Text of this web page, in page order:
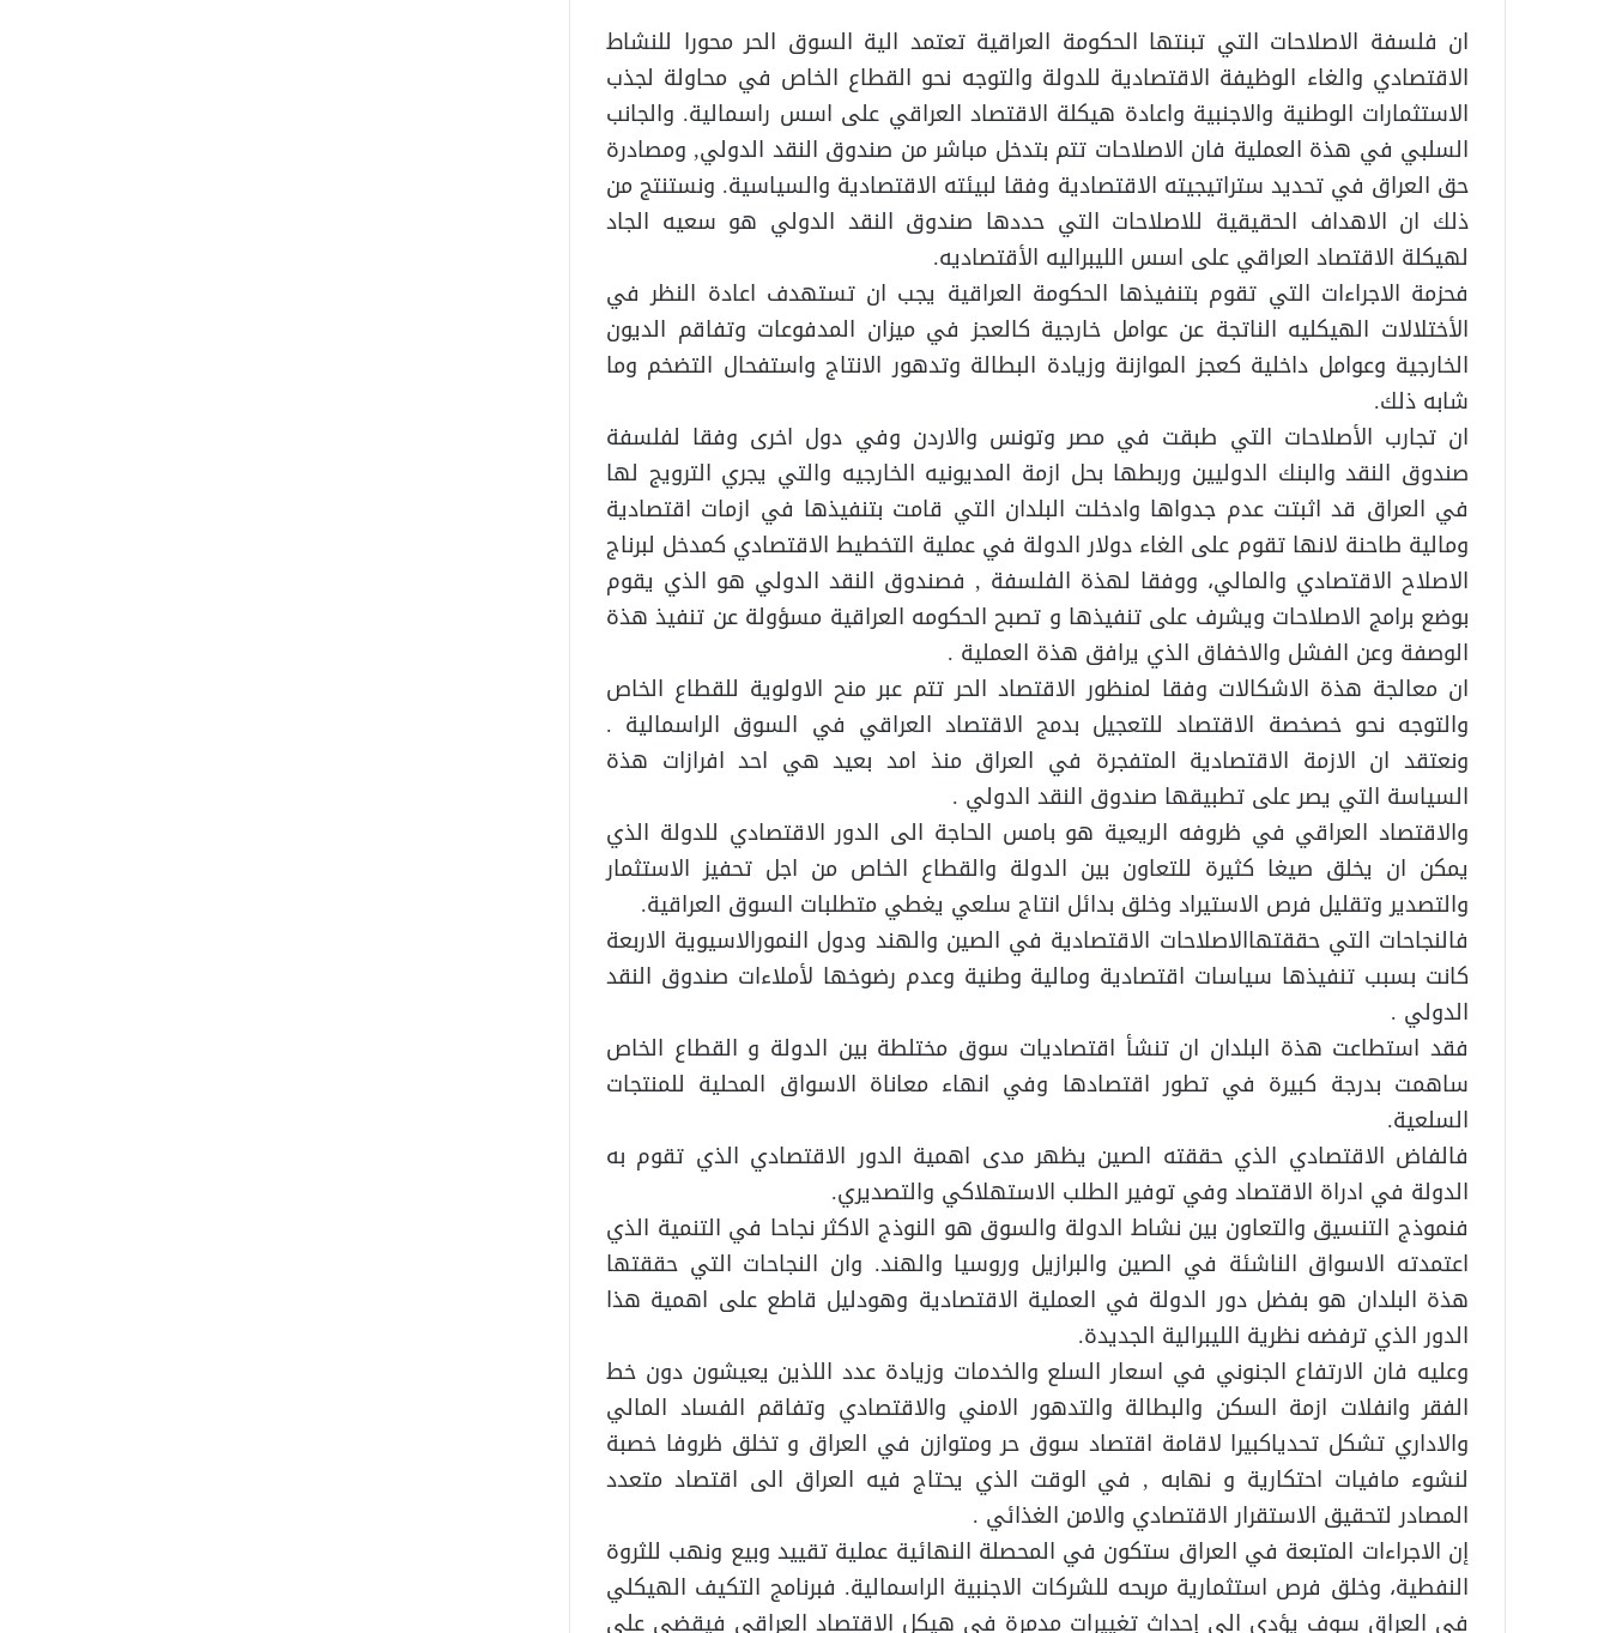
ان فلسفة الاصلاحات التي تبنتها الحكومة العراقية تعتمد الية السوق الحر محورا للنشاط
الاقتصادي والغاء الوظيفة الاقتصادية للدولة والتوجه نحو القطاع الخاص في محاولة لجذب
الاستثمارات الوطنية والاجنبية واعادة هيكلة الاقتصاد العراقي على اسس راسمالية. والجانب
السلبي في هذة العملية فان الاصلاحات تتم بتدخل مباشر من صندوق النقد الدولي, ومصادرة
حق العراق في تحديد ستراتيجيته الاقتصادية وفقا لبيئته الاقتصادية والسياسية. ونستنتج من
ذلك ان الاهداف الحقيقية للاصلاحات التي حددها صندوق النقد الدولي هو سعيه الجاد
لهيكلة الاقتصاد العراقي على اسس الليبراليه الأقتصاديه.
فحزمة الاجراءات التي تقوم بتنفيذها الحكومة العراقية يجب ان تستهدف اعادة النظر في
الأختلالات الهيكليه الناتجة عن عوامل خارجية كالعجز في ميزان المدفوعات وتفاقم الديون
الخارجية وعوامل داخلية كعجز الموازنة وزيادة البطالة وتدهور الانتاج واستفحال التضخم وما
شابه ذلك.
ان تجارب الأصلاحات التي طبقت في مصر وتونس والاردن وفي دول اخرى وفقا لفلسفة
صندوق النقد والبنك الدوليين وربطها بحل ازمة المديونيه الخارجيه والتي يجري الترويج لها
في العراق قد اثبتت عدم جدواها وادخلت البلدان التي قامت بتنفيذها في ازمات اقتصادية
ومالية طاحنة لانها تقوم على الغاء دولار الدولة في عملية التخطيط الاقتصادي كمدخل لبرناج
الاصلاح الاقتصادي والمالي، ووفقا لهذة الفلسفة , فصندوق النقد الدولي هو الذي يقوم
بوضع برامج الاصلاحات ويشرف على تنفيذها و تصبح الحكومه العراقية مسؤولة عن تنفيذ هذة
الوصفة وعن الفشل والاخفاق الذي يرافق هذة العملية .
ان معالجة هذة الاشكالات وفقا لمنظور الاقتصاد الحر تتم عبر منح الاولوية للقطاع الخاص
والتوجه نحو خصخصة الاقتصاد للتعجيل بدمج الاقتصاد العراقي في السوق الراسمالية .
ونعتقد ان الازمة الاقتصادية المتفجرة في العراق منذ امد بعيد هي احد افرازات هذة
السياسة التي يصر على تطبيقها صندوق النقد الدولي .
والاقتصاد العراقي في ظروفه الريعية هو بامس الحاجة الى الدور الاقتصادي للدولة الذي
يمكن ان يخلق صيغا كثيرة للتعاون بين الدولة والقطاع الخاص من اجل تحفيز الاستثمار
والتصدير وتقليل فرص الاستيراد وخلق بدائل انتاج سلعي يغطي متطلبات السوق العراقية.
فالنجاحات التي حققتهاالاصلاحات الاقتصادية في الصين والهند ودول النمورالاسيوية الاربعة
كانت بسبب تنفيذها سياسات اقتصادية ومالية وطنية وعدم رضوخها لأملاءات صندوق النقد
الدولي .
فقد استطاعت هذة البلدان ان تنشأ اقتصاديات سوق مختلطة بين الدولة و القطاع الخاص
ساهمت بدرجة كبيرة في تطور اقتصادها وفي انهاء معاناة الاسواق المحلية للمنتجات
السلعية.
فالفاض الاقتصادي الذي حققته الصين يظهر مدى اهمية الدور الاقتصادي الذي تقوم به
الدولة في ادراة الاقتصاد وفي توفير الطلب الاستهلاكي والتصديري.
فنموذج التنسيق والتعاون بين نشاط الدولة والسوق هو النوذج الاكثر نجاحا في التنمية الذي
اعتمدته الاسواق الناشئة في الصين والبرازيل وروسيا والهند. وان النجاحات التي حققتها
هذة البلدان هو بفضل دور الدولة في العملية الاقتصادية وهودليل قاطع على اهمية هذا
الدور الذي ترفضه نظرية الليبرالية الجديدة.
وعليه فان الارتفاع الجنوني في اسعار السلع والخدمات وزيادة عدد اللذين يعيشون دون خط
الفقر وانفلات ازمة السكن والبطالة والتدهور الامني والاقتصادي وتفاقم الفساد المالي
والاداري تشكل تحدياكبيرا لاقامة اقتصاد سوق حر ومتوازن في العراق و تخلق ظروفا خصبة
لنشوء مافيات احتكارية و نهابه , في الوقت الذي يحتاج فيه العراق الى اقتصاد متعدد
المصادر لتحقيق الاستقرار الاقتصادي والامن الغذائي .
إن الاجراءات المتبعة في العراق ستكون في المحصلة النهائية عملية تقييد وبيع ونهب للثروة
النفطية، وخلق فرص استثمارية مربحه للشركات الاجنبية الراسمالية. فبرنامج التكيف الهيكلي
في العراق سوف يؤدي الى إحداث تغييرات مدمرة في هيكل الاقتصاد العراقي فيقضى على